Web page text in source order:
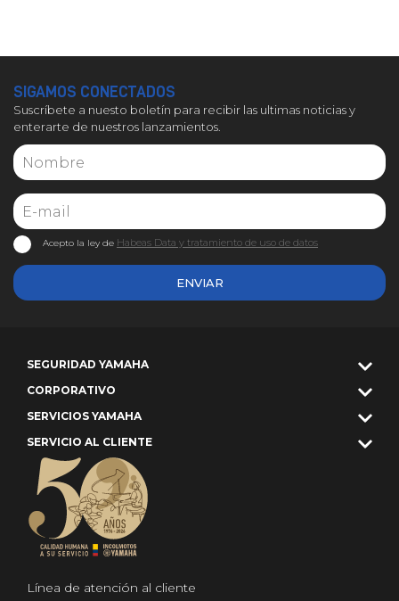
SIGAMOS CONECTADOS
Suscríbete a nuesto boletín para recibir las ultimas noticias y
enterarte de nuestros lanzamientos.
ENVIAR
Acepto la ley de Habeas Data y tratamiento de uso de datos
SEGURIDAD YAMAHA
CORPORATIVO
SERVICIOS YAMAHA
SERVICIO AL CLIENTE
Línea de atención al cliente